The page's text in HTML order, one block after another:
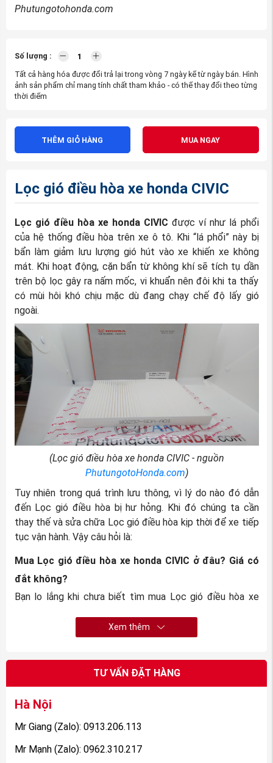
Phutungotohonda.com
Số lượng :
Tất cả hàng hóa được đổi trả lại trong vòng 7 ngày kể từ ngày bán. Hình
ảnh sản phẩm chỉ mang tính chất tham khảo - có thể thay đổi theo từng
thời điểm
THÊM GIỎ HÀNG MUA NGAY
Lọc gió điều hòa xe honda CIVIC
Lọc gió điều hòa xe honda CIVICđược ví như lá phổi
của hệ thống điều hòa trên xe ô tô. Khi “lá phổi” này bị
bẩn làm giảm lưu lượng gió hút vào xe khiến xe không
mát. Khi hoạt động, cặn bẩn từ không khí sẽ tích tụ dần
trên bộ lọc gây ra nấm mốc, vi khuẩn nên đôi khi ta thấy
có mùi hôi khó chịu mặc dù đang chạy chế độ lấy gió
ngoài.
(Lọc gió điều hòa xe honda CIVIC - nguồn
PhutungotoHonda.com)
Tuy nhiên trong quá trình lưu thông, vì lý do nào đó dẫn
đến Lọc gió điều hòa bị hư hỏng. Khi đó chúng ta cần
thay thế và sửa chữa Lọc gió điều hòa kịp thời để xe tiếp
tục vận hành. Vậy câu hỏi là:
Mua Lọc gió điều hòa xe honda CIVIC ở đâu? Giá có
đắt không?
Bạn lo lắng khi chưa biết tìm mua Lọc gió điều hòa xe
mua phải hàng nhái, hàng kém chất lượng, hay sản phẩm
mà bạn nhận được không xứng đáng mà túi tiền bạn bỏ ra.
chưa tìm được nhà cung cấp uy tín.
Xem thêm
TƯ VẤN ĐẶT HÀNG
Hà Nội
Mr Giang (Zalo): 0913.206.113
Mr Mạnh (Zalo): 0962.310.217